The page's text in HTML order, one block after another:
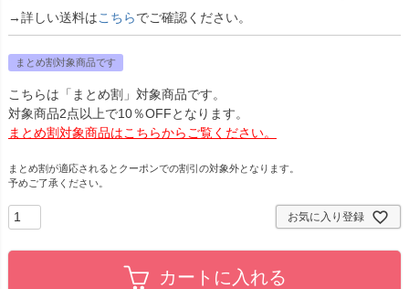
→詳しい送料はこちらでご確認ください。
まとめ割対象商品です
こちらは「まとめ割」対象商品です。
対象商品2点以上で10％OFFとなります。
まとめ割対象商品はこちらからご覧ください。
まとめ割が適応されるとクーポンでの割引の対象外となります。
予めご了承ください。
お気に入り登録
カートに入れる